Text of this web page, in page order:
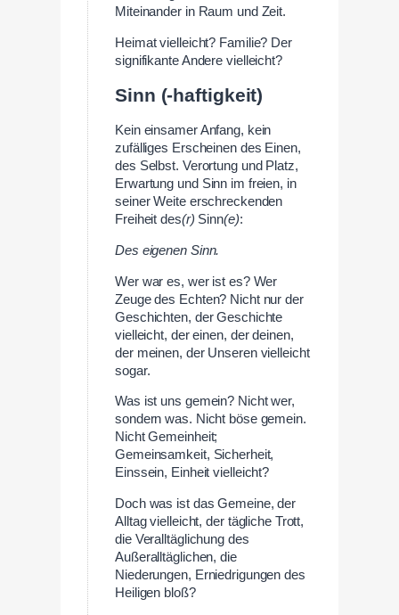
Miteinander in Raum und Zeit.
Heimat vielleicht? Familie? Der
signifikante Andere vielleicht?
Sinn (-haftigkeit)
Kein einsamer Anfang, kein
zufälliges Erscheinen des Einen,
des Selbst. Verortung und Platz,
Erwartung und Sinn im freien, in
seiner Weite erschreckenden
Freiheit des(r) Sinn(e):
Des eigenen Sinn.
Wer war es, wer ist es? Wer
Zeuge des Echten? Nicht nur der
Geschichten, der Geschichte
vielleicht, der einen, der deinen,
der meinen, der Unseren vielleicht
sogar.
Was ist uns gemein? Nicht wer,
sondern was. Nicht böse gemein.
Nicht Gemeinheit;
Gemeinsamkeit, Sicherheit,
Einssein, Einheit vielleicht?
Doch was ist das Gemeine, der
Alltag vielleicht, der tägliche Trott,
die Veralltäglichung des
Außeralltäglichen, die
Niederungen, Erniedrigungen des
Heiligen bloß?